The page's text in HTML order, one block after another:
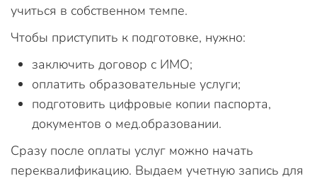
учиться в собственном темпе.
Чтобы приступить к подготовке, нужно:
заключить договор с ИМО;
оплатить образовательные услуги;
подготовить цифровые копии паспорта,
документов о мед.образовании.
Сразу после оплаты услуг можно начать
переквалификацию. Выдаем учетную запись для